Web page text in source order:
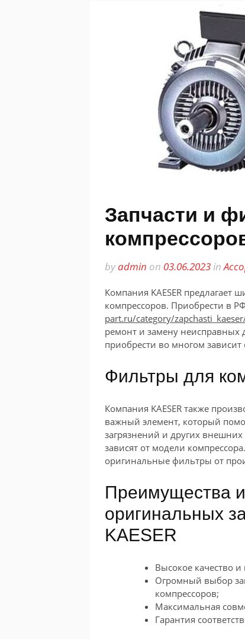
Запчасти и
byadmin on 03.06.2023in
Компания KAESER предлагает
компрессоров. Приобрести в
part.ru/category/
ремонт и замену неисправных
приобрести во многом
Фильтры для
Компания KAESER также
важный элемент, который
загрязнений и других
зависят от модели
оригинальные фильтры от
Преимущества
оригинальных
KAESER
Высокое качество
Огромный выбор
компрессоров;
Максимальная
Гарантия